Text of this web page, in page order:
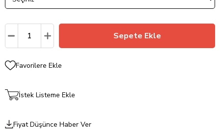
Favorilere Ekle
İstek Listeme Ekle
Fiyat Düşünce Haber Ver